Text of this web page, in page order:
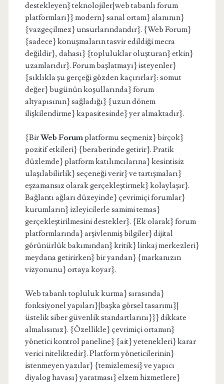
destekleyen} teknolojiler|web tabanlı forum
platformları}} modern} sanal ortam} alanının}
{vazgeçilmez} unsurlarındandır}. {Web Forum}
{sadece} konuşmaların tasvir edildiği mecra
değildir}, dahası} {topluluklar oluşturan} etkin}
uzamlarıdır}. Forum başlatmayı} isteyenler}
{sıklıkla şu gerçeği gözden kaçırırlar}: somut
değer} bugünün koşullarında} forum
altyapısının} sağladığı} {uzun dönem
ilişkilendirme} kapasitesinde} yer almaktadır}.
{BirWeb Forumplatformu seçmeniz} birçok}
pozitif etkileri} {beraberinde getirir}. Pratik
düzlemde} platform katılımcılarına} kesintisiz
ulaşılabilirlik} seçeneği verir} ve tartışmaları}
eşzamansız olarak gerçekleştirmek} kolaylaşır}.
Bağlantı ağları düzeyinde} çevrimiçi forumlar}
kurumların} izleyicilerle samimi temas}
gerçekleştirilmesini destekler}. {Ek olarak} forum
platformlarında} arşivlenmiş bilgiler} dijital
görünürlük bakımından} kritik} linkaj merkezleri}
meydana getirirken} bir yandan} {markanızın
vizyonunu} ortaya koyar}.
Web tabanlı topluluk kurma} sırasında}
fonksiyonel yapıları}|başka görsel tasarımı}|
üstelik siber güvenlik standartlarını}}} dikkate
almalısınız}. {Özellikle} çevrimiçi ortamın}
yönetici kontrol paneline} {ait} yetenekleri} karar
verici niteliktedir}. Platform yöneticilerinin}
istenmeyen yazılar} {temizlemesi} ve yapıcı
diyalog havası} yaratması} elzem hizmetlere}